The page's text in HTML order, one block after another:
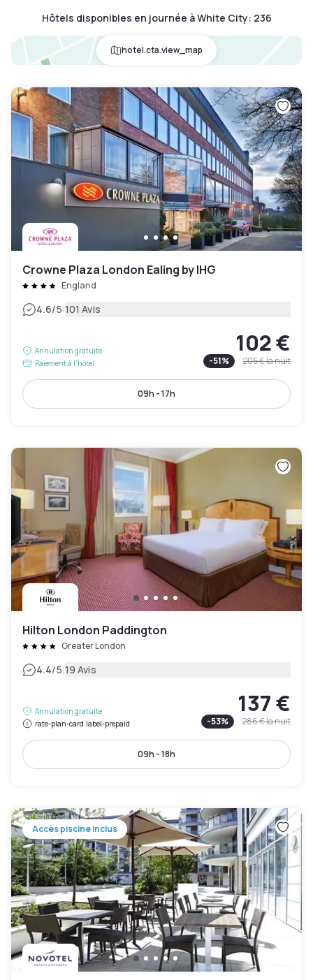
Hôtels disponibles en journée à White City: 236
hotel.cta.view_map
Crowne Plaza London Ealing by IHG
England
4.6/5|101 Avis
Annulation gratuite
Paiement à l'hôtel
102 €
-51% 205 €la nuit
09h - 17h
Hilton London Paddington
Greater London
4.4/5|19 Avis
Annulation gratuite
rate-plan-card.label-prepaid
137 €
-53% 286 €la nuit
09h - 18h
Accès piscine inclus